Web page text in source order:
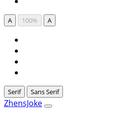
A 100% A
Serif Sans Serif
ZhensJoke